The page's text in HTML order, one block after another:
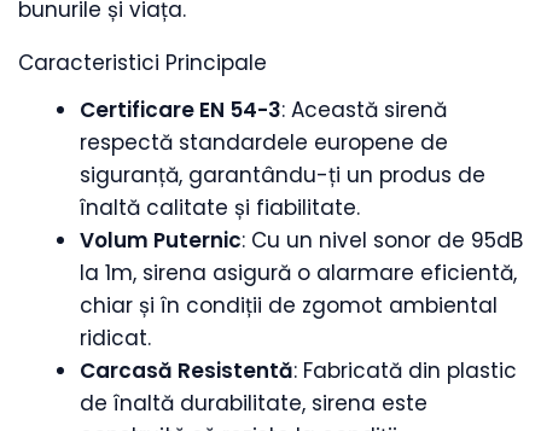
bunurile și viața.
Caracteristici Principale
Certificare EN 54-3: Această sirenă
respectă standardele europene de
siguranță, garantându-ți un produs de
înaltă calitate și fiabilitate.
Volum Puternic: Cu un nivel sonor de 95dB
la 1m, sirena asigură o alarmare eficientă,
chiar și în condiții de zgomot ambiental
ridicat.
Carcasă Resistentă: Fabricată din plastic
de înaltă durabilitate, sirena este